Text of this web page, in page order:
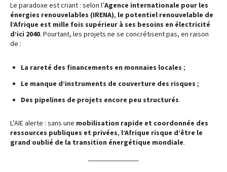
Le paradoxe est criant : selon l’Agence internationale pour les
énergies renouvelables (IRENA), le potentiel renouvelable de
l’Afrique est mille fois supérieur à ses besoins en électricité
d’ici 2040. Pourtant, les projets ne se concrétisent pas, en raison
de :
La rareté des financements en monnaies locales ;
Le manque d’instruments de couverture des risques ;
Des pipelines de projets encore peu structurés.
L’AIE alerte : sans une mobilisation rapide et coordonnée des
ressources publiques et privées, l’Afrique risque d’être le
grand oublié de la transition énergétique mondiale.